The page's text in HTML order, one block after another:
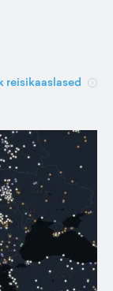
reisikaaslased